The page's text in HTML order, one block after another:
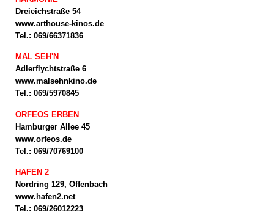
Dreieichstraße 54
www.arthouse-kinos.de
Tel.: 069/66371836
MAL SEH'N
Adlerflychtstraße 6
www.malsehnkino.de
Tel.: 069/5970845
ORFEOS ERBEN
Hamburger Allee 45
www.orfeos.de
Tel.: 069/70769100
HAFEN 2
Nordring 129, Offenbach
www.hafen2.net
Tel.: 069/26012223